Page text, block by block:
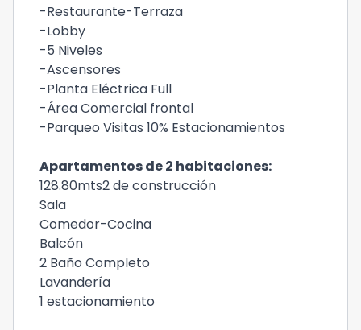
-Restaurante-Terraza
-Lobby
-5 Niveles
-Ascensores
-Planta Eléctrica Full
-Área Comercial frontal
-Parqueo Visitas 10% Estacionamientos
Apartamentos de 2 habitaciones:
128.80mts2 de construcción
Sala
Comedor-Cocina
Balcón
2 Baño Completo
Lavandería
1 estacionamiento